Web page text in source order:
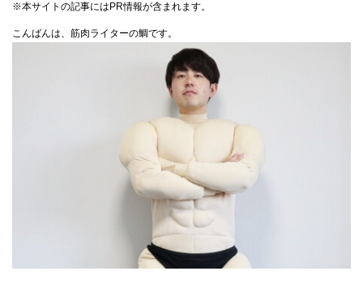
※本サイトの記事にはPR情報が含まれます。
こんばんは、筋肉ライターの鯛です。